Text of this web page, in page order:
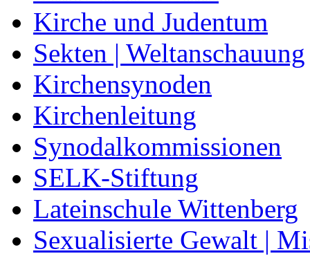
Kirche und Judentum
Sekten | Weltanschauung
Kirchensynoden
Kirchenleitung
Synodalkommissionen
SELK-Stiftung
Lateinschule Wittenberg
Sexualisierte Gewalt |